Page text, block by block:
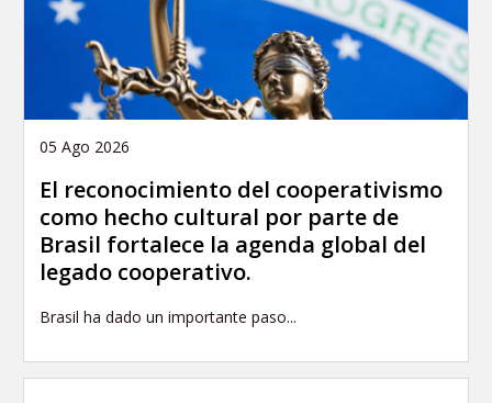
05 Ago 2026
El reconocimiento del cooperativismo
como hecho cultural por parte de
Brasil fortalece la agenda global del
legado cooperativo.
Brasil ha dado un importante paso...